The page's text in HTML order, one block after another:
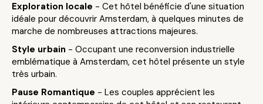
Exploration locale - Cet hôtel bénéficie d'une situation
idéale pour découvrir Amsterdam, à quelques minutes de
marche de nombreuses attractions majeures.
Style urbain - Occupant une reconversion industrielle
emblématique à Amsterdam, cet hôtel présente un style
très urbain.
Pause Romantique - Les couples apprécient les